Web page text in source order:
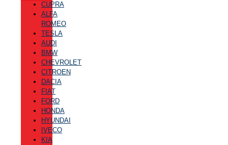
CUPRA
ALFA
ROMEO
TESLA
AUDI
BMW
CHEVROLET
CITROEN
DACIA
FIAT
FORD
HONDA
HYUNDAI
IVECO
KIA